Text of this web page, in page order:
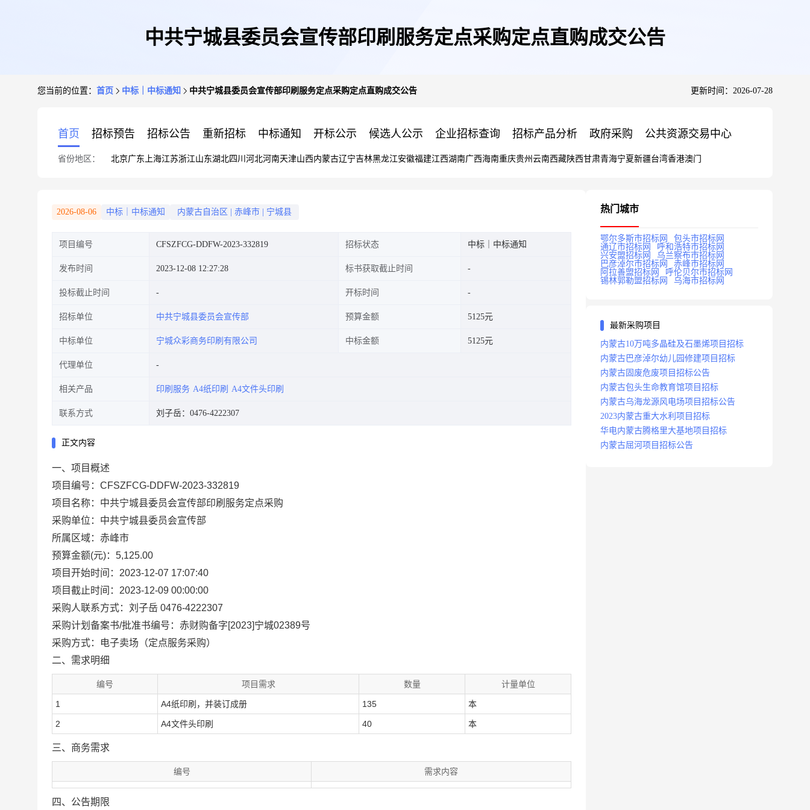
中共宁城县委员会宣传部印刷服务定点采购定点直购成交公告
您当前的位置： 首页 中标｜中标通知 中共宁城县委员会宣传部印刷服务定点采购定点直购成交公告 更新时间：2026-07-28
首页 招标预告 招标公告 重新招标 中标通知 开标公示 候选人公示 企业招标查询 招标产品分析 政府采购 公共资源交易中心
省份地区： 北京广东 上海江苏浙江山东湖北四川 河北河南天津山西内蒙古辽宁吉林黑龙江安徽福建江西湖南广西海南重庆贵州 云南西藏陕西甘肃青海宁夏新疆台湾香港澳门
2026-08-06 中标｜中标通知 内蒙古自治区 赤峰市 宁城县
项目编号 CFSZFCG-DDFW-2023-332819 招标状态 中标｜中标通知
发布时间 2023-12-08 12:27:28 标书获取截止时间
投标截止时间 开标时间
招标单位 中共宁城县委员会宣传部 预算金额 5125元
中标单位 宁城众彩商务印刷有限公司 中标金额 5125元
代理单位
相关产品 印刷服务 A4纸印刷 A4文件头印刷
联系方式 刘子岳：0476-4222307
正文内容
一、项目概述
项目编号：CFSZFCG-DDFW-2023-332819
项目名称：中共宁城县委员会宣传部印刷服务定点采购
采购单位：中共宁城县委员会宣传部
所属区域：赤峰市
预算金额(元)：5,125.00
项目开始时间：2023-12-07 17:07:40
项目截止时间：2023-12-09 00:00:00
采购人联系方式：刘子岳 0476-4222307
采购计划备案书/批准书编号：赤财购备字[2023]宁城02389号
采购方式：电子卖场（定点服务采购）
二、需求明细
编号 项目需求 数量 计量单位
1 A4纸印刷，并装订成册 135 本
2 A4文件头印刷 40 本
三、商务需求
编号 需求内容
四、公告期限
热门城市
鄂尔多斯市招标网
包头市招标网
通辽市招标网
呼和浩特市招标网
兴安盟招标网
乌兰察布市招标网
巴彦淖尔市招标网
赤峰市招标网
阿拉善盟招标网
呼伦贝尔市招标网
锡林郭勒盟招标网
乌海市招标网
最新采购项目
内蒙古10万吨多晶硅及石墨烯项目招标
内蒙古巴彦淖尔幼儿园修建项目招标
内蒙古固废危废项目招标公告
内蒙古包头生命教育馆项目招标
内蒙古乌海龙源风电场项目招标公告
2023内蒙古重大水利项目招标
华电内蒙古腾格里大基地项目招标
内蒙古屈河项目招标公告